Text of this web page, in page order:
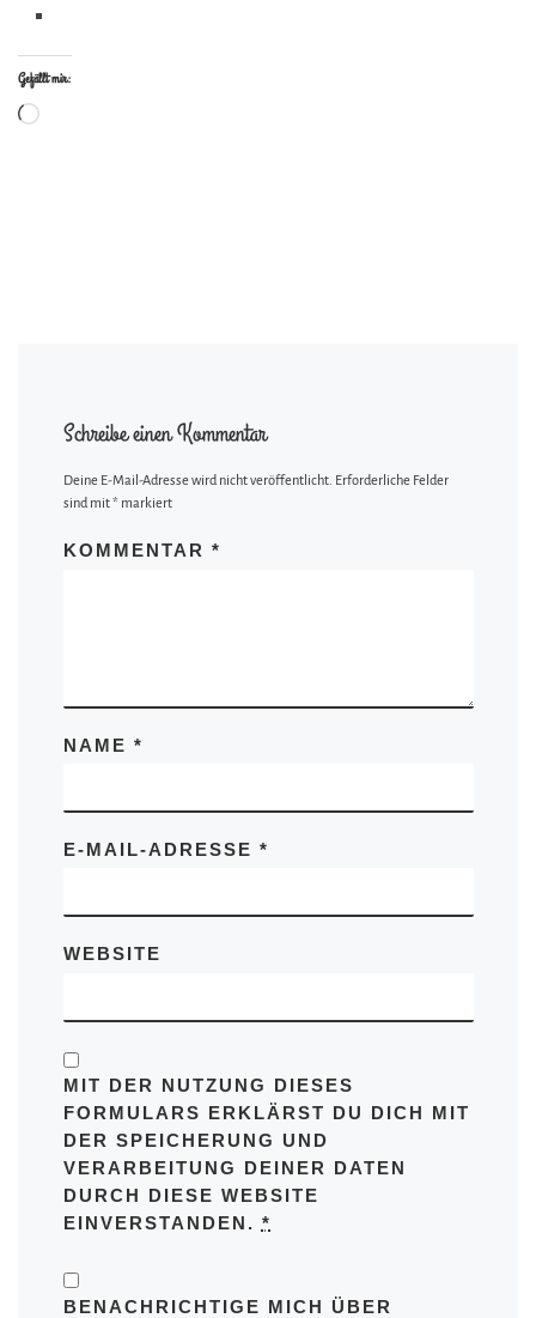
Gefällt mir:
Wird geladen …
Schreibe einen Kommentar
Deine E-Mail-Adresse wird nicht veröffentlicht. Erforderliche Felder
sind mit* markiert
KOMMENTAR *
NAME *
E-MAIL-ADRESSE *
WEBSITE
MIT DER NUTZUNG DIESES
FORMULARS ERKLÄRST DU DICH MIT
DER SPEICHERUNG UND
VERARBEITUNG DEINER DATEN
DURCH DIESE WEBSITE
EINVERSTANDEN. *
BENACHRICHTIGE MICH ÜBER